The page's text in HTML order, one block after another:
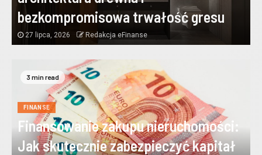
bezkompromisowa trwałość gresu
27 lipca, 2026 Redakcja eFinanse
3 min read
FINANSE
Finansowanie zakupu nieruchomości:
Jak skutecznie zabezpieczyć kapitał